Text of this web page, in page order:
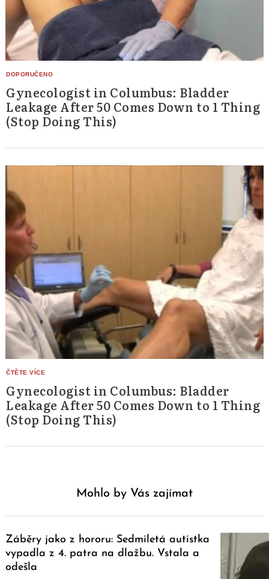
Gynecologist in Columbus: Bladder
Leakage After 50 Comes Down to 1 Thing
(Stop Doing This)
Gynecologist in Columbus: Bladder
Leakage After 50 Comes Down to 1 Thing
(Stop Doing This)
Mohlo by Vás zajímat
Záběry jako z hororu: Sedmiletá autistka
vypadla z 4. patra na dlažbu. Vstala a
odešla